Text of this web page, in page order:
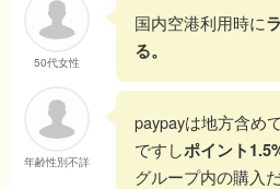
50代女性
国内空港利用時に
る。
年齢性別不詳
paypayは地方含めて
ですしポイント
グループ内の購入